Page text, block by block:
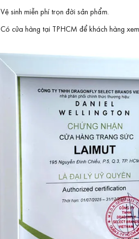
Vệ sinh miễn phí trọn đời sản phẩm.
Có cửa hàng tại TPHCM để khách hàng